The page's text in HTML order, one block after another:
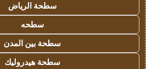
سطحة الرياض
سطحه
سطحة بين المدن
سطحة هيدروليك